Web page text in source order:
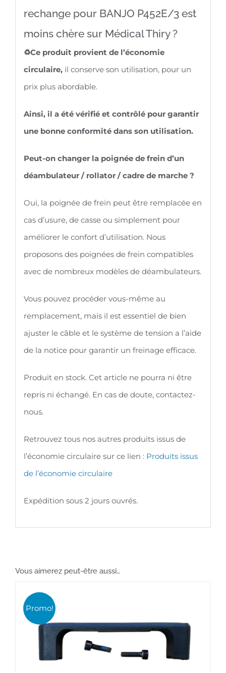
rechange pour BANJO P452E/3 est
moins chère sur Médical Thiry ?
♻️Ce produit provient de l’économie
circulaire, il conserve son utilisation, pour un
prix plus abordable.
Ainsi, il a été vérifié et contrôlé pour garantir
une bonne conformité dans son utilisation.
Peut-on changer la poignée de frein d’un
déambulateur / rollator / cadre de marche ?
Oui, la poignée de frein peut être remplacée en
cas d’usure, de casse ou simplement pour
améliorer le confort d’utilisation. Nous
proposons des poignées de frein compatibles
avec de nombreux modèles de déambulateurs.
Vous pouvez procéder vous-même au
remplacement, mais il est essentiel de bien
ajuster le câble et le système de tension a l’aide
de la notice pour garantir un freinage efficace.
Produit en stock. Cet article ne pourra ni être
repris ni échangé. En cas de doute, contactez-
nous.
Retrouvez tous nos autres produits issus de
l’économie circulaire sur ce lien : Produits issus
de l’économie circulaire
Expédition sous 2 jours ouvrés.
Vous aimerez peut-être aussi…
Promo!